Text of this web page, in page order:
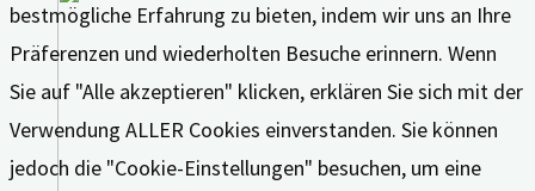
bestmögliche Erfahrung zu bieten, indem wir uns an Ihre
Präferenzen und wiederholten Besuche erinnern. Wenn
Sie auf "Alle akzeptieren" klicken, erklären Sie sich mit der
Verwendung ALLER Cookies einverstanden. Sie können
jedoch die "Cookie-Einstellungen" besuchen, um eine